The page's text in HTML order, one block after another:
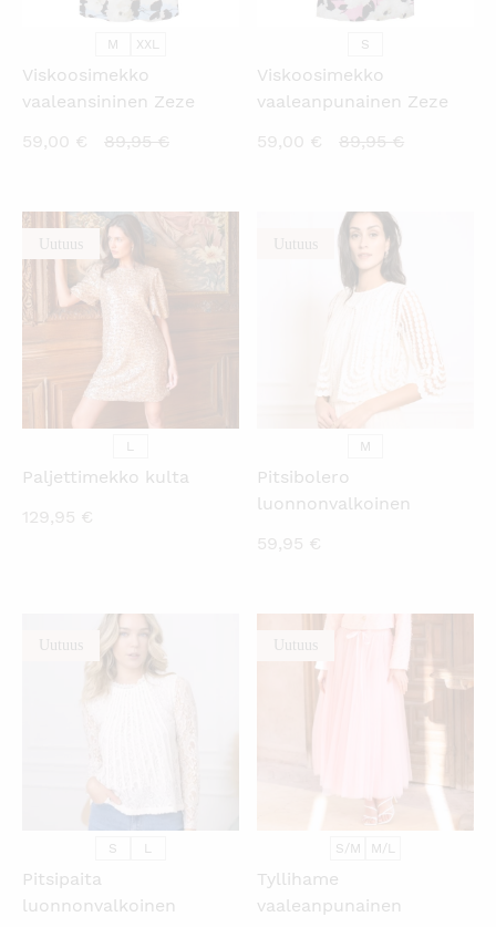
M XXL
Viskoosimekko
vaaleansininen Zeze
59,00 €
Nykyinen
59,00 €.
89,95€Alkuperäinen
89,95 €.
S
Viskoosimekko
vaaleanpunainen Zeze
59,00 €
Nykyinen
59,00 €.
89,95€
UutuusKATSO PIKANÄKYMÄ
L
Paljettimekko kulta
129,95 €
UutuusKATSO PIKANÄKYMÄ
M
Pitsibolero
luonnonvalkoinen
59,95 €
UutuusKATSO PIKANÄKYMÄ
S
Pitsipaita
luonnonvalkoinen
UutuusKATSO PIKANÄKYMÄ
S/M M/L
Tyllihame
vaaleanpunainen